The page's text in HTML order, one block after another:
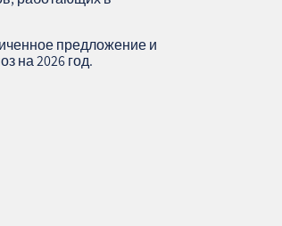
предложение и
на 2026 год.